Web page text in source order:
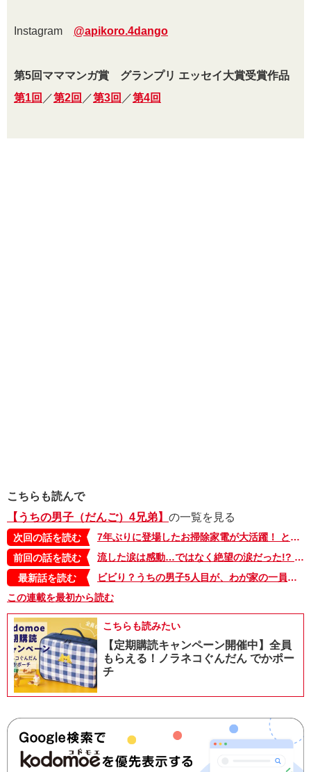
Instagram @apikoro.4dango
第5回マママンガ賞 グランプリ エッセイ大賞受賞作品
第1回 ／第2回 ／第3回 ／第4回
こちらも読んで
【うちの男子（だんご）4兄弟】 の一覧を見る
次回の話を読む
7年ぶりに登場したお掃除家電が大活躍！ と思いきや結末は…【うちの男子（だんご）4兄弟・34】
前回の話を読む
流した涙は感動…ではなく絶望の涙だった!? 卒園式や母への拷問!? 男子4兄弟のにぎやかな日常をご紹介【うちの男子（だんご）4兄弟・セレクション】
最新話を読む
ビビり？うちの男子5人目が、わが家の一員になった瞬間【うちの男子（だんご）4兄弟・44】
この連載を最初から読む
こちらも読みたい
【定期購読キャンペーン開催中】全員
もらえる！ノラネコぐんだん でかポー
チ